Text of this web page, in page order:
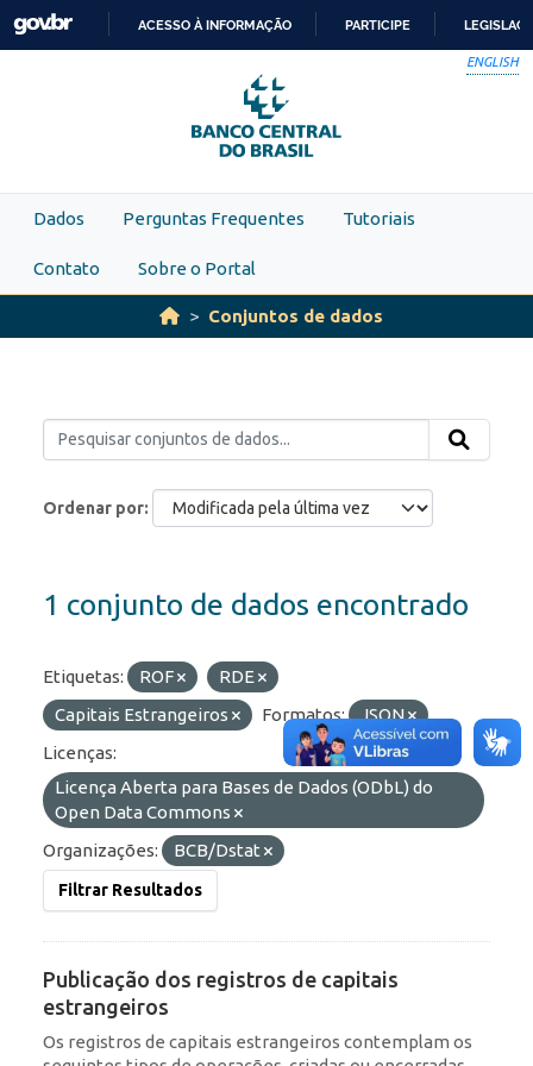
Skip to main content
PARA
O
CONTEÚDO
ACESSO À INFORMAÇÃO PARTICIPE
ENGLISH
Dados Perguntas Frequentes Tutoriais
Contato Sobre o Portal
Conjuntos de dados
Ordenar por
1 conjunto de dados encontrado
Etiquetas: ROF
RDE
Capitais Estrangeiros
Formatos:
JSON
Licenças:
Licença Aberta para Bases de Dados (ODbL) do
Open Data Commons
Organizações:
BCB/Dstat
Filtrar Resultados
Publicação dos registros de capitais
estrangeiros
Os registros de capitais estrangeiros contemplam os